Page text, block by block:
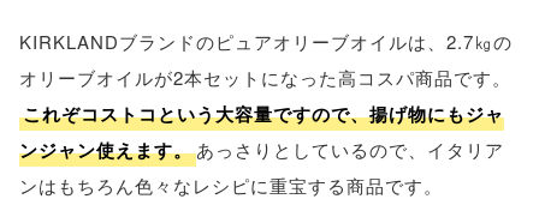
KIRKLANDブランドのピュアオリーブオイルは、2.7㎏の
オリーブオイルが2本セットになった高コスパ商品です。
これぞコストコという大容量ですので、揚げ物にもジャ
ンジャン使えます。あっさりとしているので、イタリア
ンはもちろん色々なレシピに重宝する商品です。